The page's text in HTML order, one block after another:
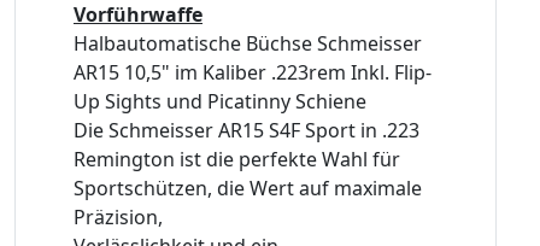
Vorführwaffe
Halbautomatische Büchse Schmeisser
AR15 10,5" im Kaliber .223rem Inkl. Flip-
Up Sights und Picatinny Schiene
Die Schmeisser AR15 S4F Sport in .223
Remington ist die perfekte Wahl für
Sportschützen, die Wert auf maximale
Präzision,